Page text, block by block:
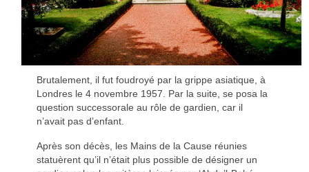
Brutalement, il fut foudroyé par la grippe asiatique, à
Londres le 4 novembre 1957. Par la suite, se posa la
question successorale au rôle de gardien, car il
n’avait pas d’enfant.
Après son décès, les Mains de la Cause réunies
statuèrent qu’il n’était plus possible de désigner un